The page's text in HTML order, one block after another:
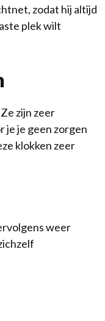
zodat hij altijd
plek wilt
zijn zeer
je je geen zorgen
klokken zeer
weer